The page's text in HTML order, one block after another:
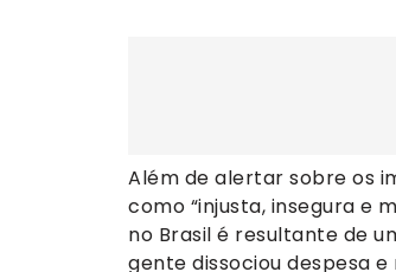
Além de alertar sobre os
como “injusta, insegura e
no Brasil é resultante de
gente dissociou despesa